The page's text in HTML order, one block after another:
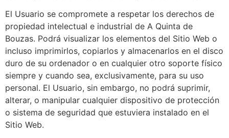
El Usuario se compromete a respetar los derechos de
propiedad intelectual e industrial de A Quinta de
Bouzas. Podrá visualizar los elementos del Sitio Web o
incluso imprimirlos, copiarlos y almacenarlos en el disco
duro de su ordenador o en cualquier otro soporte físico
siempre y cuando sea, exclusivamente, para su uso
personal. El Usuario, sin embargo, no podrá suprimir,
alterar, o manipular cualquier dispositivo de protección
o sistema de seguridad que estuviera instalado en el
Sitio Web.